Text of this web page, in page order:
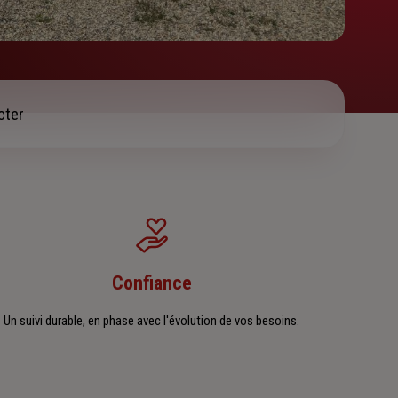
Confiance
Un suivi durable, en phase avec l'évolution de vos besoins.